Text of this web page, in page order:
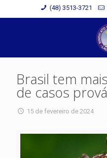
(48) 3513-3721
Brasil tem
de casos
15 de fevereiro de 2024